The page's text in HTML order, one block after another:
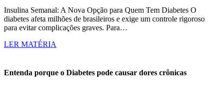
Insulina Semanal: A Nova Opção para Quem Tem Diabetes O
diabetes afeta milhões de brasileiros e exige um controle rigoroso
para evitar complicações graves. Para…
LER MATÉRIA
Entenda porque o Diabetes pode causar dores crônicas